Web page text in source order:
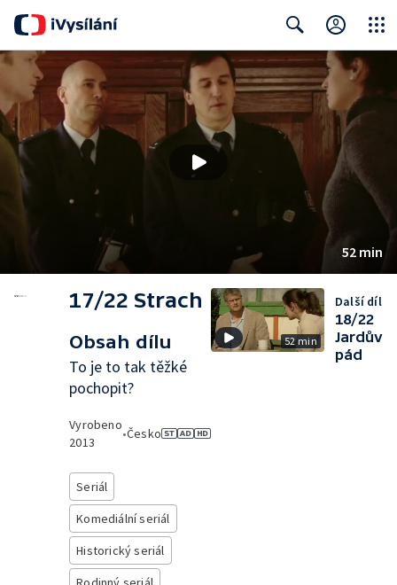
Search Close
52 min
17/22 Strach
Obsah dílu
To je to tak těžké
pochopit?
Vyrobeno
2013
•Česko
Seriál
Komediální seriál
Historický seriál
52 min
Další díl
18/22
Jardův
pád